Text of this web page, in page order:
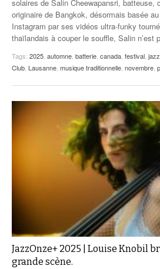
solaires de Salin Cheewapansri, batteuse,
originaire de Bangkok, désormais basée
Instagram par ses vidéos ultra-funky
thaïlandais à couper le souffle, Salin n’est
Tags: 2025, automne, batterie, canada, festival, jazz
Club, Lausanne, musique traditionnelle, novembre,
JazzOnze+ 2025 | Louise Knobil
grande scène.